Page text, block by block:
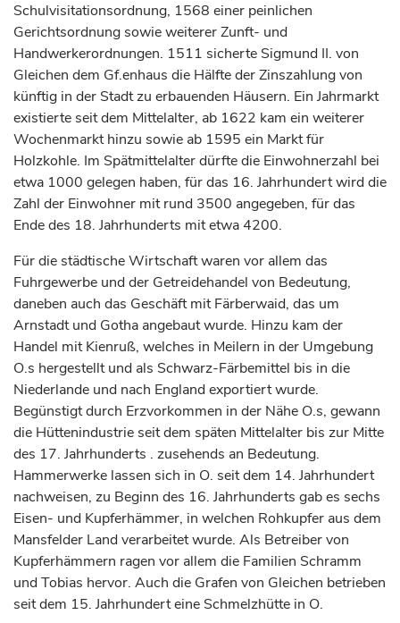
Schulvisitationsordnung, 1568 einer peinlichen
Gerichtsordnung sowie weiterer Zunft- und
Handwerkerordnungen. 1511 sicherte Sigmund II. von
Gleichen dem Gf.enhaus die Hälfte der Zinszahlung von
künftig in der Stadt zu erbauenden Häusern. Ein Jahrmarkt
existierte seit dem Mittelalter, ab 1622 kam ein weiterer
Wochenmarkt hinzu sowie ab 1595 ein Markt für
Holzkohle. Im Spätmittelalter dürfte die Einwohnerzahl bei
etwa 1000 gelegen haben, für das 16. Jahrhundertwird die
Zahl der Einwohner mit rund 3500 angegeben, für das
Ende des 18. Jahrhunderts mit etwa 4200.
Für die städtische Wirtschaft waren vor allem das
Fuhrgewerbe und der Getreidehandel von Bedeutung,
daneben auch das Geschäft mit Färberwaid, das um
Arnstadtund Gotha angebaut wurde. Hinzu kam der
Handel mit Kienruß, welches in Meilern in der Umgebung
O.s hergestellt und als Schwarz-Färbemittel bis in die
Niederlande und nach England exportiert wurde.
Begünstigt durch Erzvorkommen in der Nähe O.s, gewann
die Hüttenindustrie seit dem späten Mittelalter bis zur Mitte
des 17. Jahrhunderts . zusehends an Bedeutung.
Hammerwerke lassen sich in O. seit dem 14. Jahrhundert
nachweisen, zu Beginn des 16. Jahrhunderts gab es sechs
Eisen- und Kupferhämmer, in welchen Rohkupfer aus dem
Mansfelder Land verarbeitet wurde. Als Betreiber von
Kupferhämmern ragen vor allem die Familien Schramm
und Tobias hervor. Auch die Grafen von Gleichen betrieben
seit dem 15. Jahrhunderteine Schmelzhütte in O.